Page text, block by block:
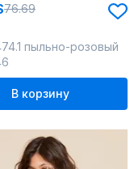
76.69
пыльно-розовый
В корзину